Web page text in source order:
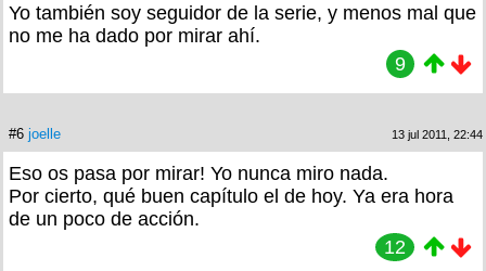
Yo también soy seguidor de la serie, y menos mal que
no me ha dado por mirar ahí.
9
#6 joelle 13 jul 2011, 22:44
Eso os pasa por mirar! Yo nunca miro nada.
Por cierto, qué buen capítulo el de hoy. Ya era hora
de un poco de acción.
12